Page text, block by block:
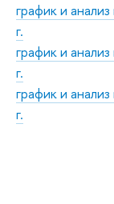
график и
г.
график и
г.
график и
г.